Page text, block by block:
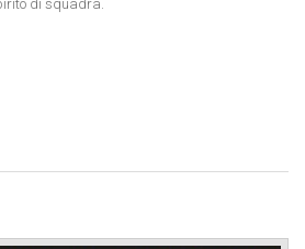
di squadra.